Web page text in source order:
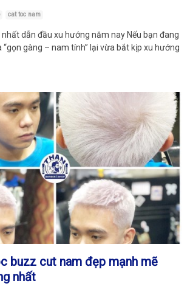
cat toc nam
dẫn đầu xu hướng năm nay Nếu bạn đang
gàng – nam tính” lại vừa bắt kịp xu hướng
buzz cut nam đẹp mạnh mẽ
nhất